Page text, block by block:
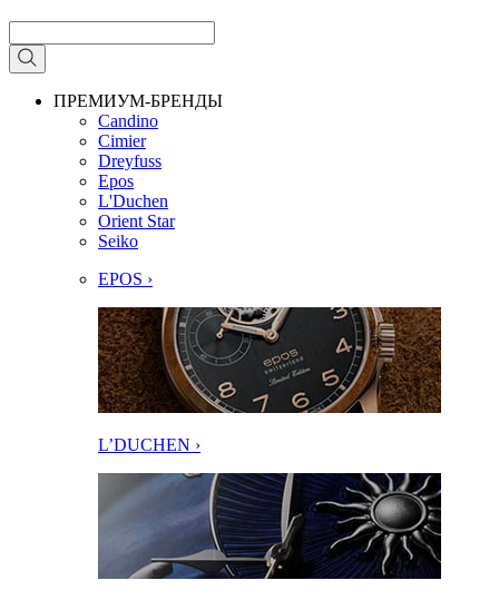
ПРЕМИУМ-БРЕНДЫ
Candino
Cimier
Dreyfuss
Epos
L'Duchen
Orient Star
Seiko
EPOS ›
L’DUCHEN ›